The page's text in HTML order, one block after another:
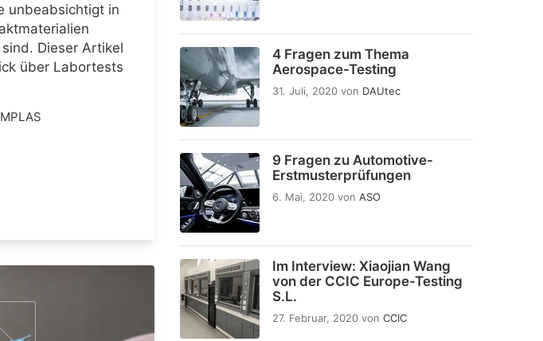
4 Fragen zum Thema
Aerospace-Testing
31. Juli, 2020 von DAUtec
9 Fragen zu Automotive-
Erstmusterprüfungen
6. Mai, 2020 von ASO
Im Interview: Xiaojian Wang
von der CCIC Europe-Testing
S.L.
27. Februar, 2020 von CCIC
unbeabsichtigt in
Dieser Artikel
über Labortests